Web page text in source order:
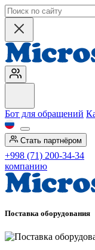
Бот для обращений
Стать партнёром
+998 (71) 200-34-34
компанию
Поставка оборудования